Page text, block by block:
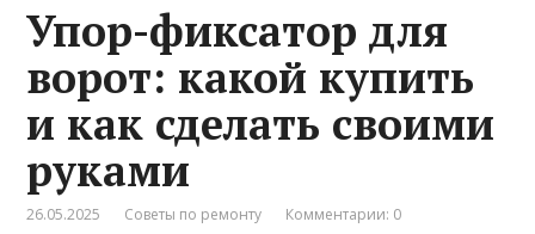
Упор-фиксатор для
ворот: какой купить
и как сделать своими
руками
26.05.2025 Советы по ремонту Комментарии: 0